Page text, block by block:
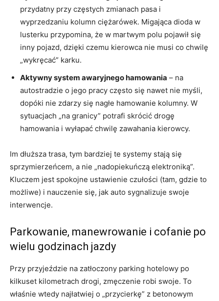
przydatny przy częstych zmianach pasa i
wyprzedzaniu kolumn ciężarówek. Migająca dioda w
lusterku przypomina, że w martwym polu pojawił się
inny pojazd, dzięki czemu kierowca nie musi co chwilę
„wykręcać” karku.
Aktywny system awaryjnego hamowania – na
autostradzie o jego pracy często się nawet nie myśli,
dopóki nie zdarzy się nagłe hamowanie kolumny. W
sytuacjach „na granicy” potrafi skrócić drogę
hamowania i wyłapać chwilę zawahania kierowcy.
Im dłuższa trasa, tym bardziej te systemy stają się
sprzymierzeńcem, a nie „nadopiekuńczą elektroniką”.
Kluczem jest spokojne ustawienie czułości (tam, gdzie to
możliwe) i nauczenie się, jak auto sygnalizuje swoje
interwencje.
Parkowanie, manewrowanie i cofanie po
wielu godzinach jazdy
Przy przyjeździe na zatłoczony parking hotelowy po
kilkuset kilometrach drogi, zmęczenie robi swoje. To
właśnie wtedy najłatwiej o „przycierkę” z betonowym